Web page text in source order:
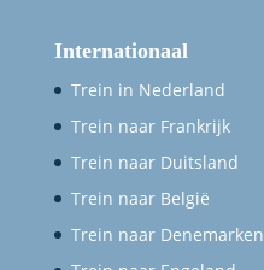
Internationaal
Trein in Nederland
Trein naar Frankrijk
Trein naar Duitsland
Trein naar België
Trein naar Denemarken